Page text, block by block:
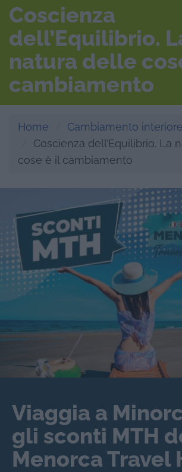
Coscienza
dell’Equilibrio.
natura delle
cambiamento
Home
Cambiamento
Coscienza dell’Equilibrio. La
cose è il cambiamento
Viaggia a
gli sconti MTH
Menorca Travel